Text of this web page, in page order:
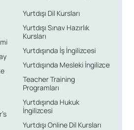
Yurtdışı Dil Kursları
Yurtdışı Sınav Hazırlık
Kursları
Yurtdışında İş İngilizcesi
Yurtdışında Mesleki İngilizce
Teacher Training
Programları
Yurtdışında Hukuk
İngilizcesi
Yurtdışı Online Dil Kursları